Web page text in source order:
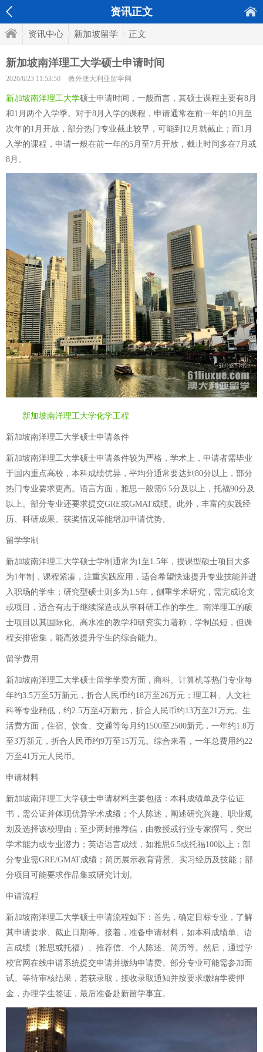
资讯正文
资讯中心 新加坡留学 正文
新加坡南洋理工大学硕士申请时间
2026/6/23 11:53:50 教外澳大利亚留学网
新加坡南洋理工大学硕士申请时间，一般而言，其硕士课程主要有8月
和1月两个入学季。对于8月入学的课程，申请通常在前一年的10月至
次年的1月开放，部分热门专业截止较早，可能到12月就截止；而1月
入学的课程，申请一般在前一年的5月至7月开放，截止时间多在7月或
8月。
新加坡南洋理工大学化学工程
新加坡南洋理工大学硕士申请条件
新加坡南洋理工大学硕士申请条件较为严格，学术上，申请者需毕业
于国内重点高校，本科成绩优异，平均分通常要达到80分以上，部分
热门专业要求更高。语言方面，雅思一般需6.5分及以上，托福90分及
以上。部分专业还要求提交GRE或GMAT成绩。此外，丰富的实践经
历、科研成果、获奖情况等能增加申请优势。
留学学制
新加坡南洋理工大学硕士学制通常为1至1.5年，授课型硕士项目大多
为1年制，课程紧凑，注重实践应用，适合希望快速提升专业技能并进
入职场的学生；研究型硕士则多为1.5年，侧重学术研究，需完成论文
或项目，适合有志于继续深造或从事科研工作的学生。南洋理工的硕
士项目以其国际化、高水准的教学和研究实力著称，学制虽短，但课
程安排密集，能高效提升学生的综合能力。
留学费用
新加坡南洋理工大学硕士留学学费方面，商科、计算机等热门专业每
年约3.5万至5万新元，折合人民币约18万至26万元；理工科、人文社
科等专业稍低，约2.5万至4万新元，折合人民币约13万至21万元。生
活费方面，住宿、饮食、交通等每月约1500至2500新元，一年约1.8万
至3万新元，折合人民币约9万至15万元。综合来看，一年总费用约22
万至41万元人民币。
申请材料
新加坡南洋理工大学硕士申请材料主要包括：本科成绩单及学位证
书，需公证并体现优异学术成绩；个人陈述，阐述研究兴趣、职业规
划及选择该校理由；至少两封推荐信，由教授或行业专家撰写，突出
学术能力或专业潜力；英语语言成绩，如雅思6.5或托福100以上；部
分专业需GRE/GMAT成绩；简历展示教育背景、实习经历及技能；部
分项目可能要求作品集或研究计划。
申请流程
新加坡南洋理工大学硕士申请流程如下：首先，确定目标专业，了解
其申请要求、截止日期等。接着，准备申请材料，如本科成绩单、语
言成绩（雅思或托福）、推荐信、个人陈述、简历等。然后，通过学
校官网在线申请系统提交申请并缴纳申请费。部分专业可能需参加面
试。等待审核结果，若获录取，接收录取通知并按要求缴纳学费押
金，办理学生签证，最后准备赴新留学事宜。